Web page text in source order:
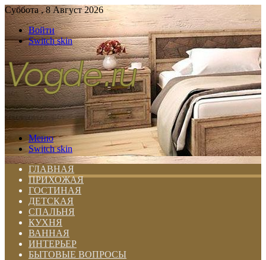
Суббота , 8 Август 2026
Войти
Switch skin
Меню
Switch skin
ГЛАВНАЯ
ПРИХОЖАЯ
ГОСТИНАЯ
ДЕТСКАЯ
СПАЛЬНЯ
КУХНЯ
ВАННАЯ
ИНТЕРЬЕР
БЫТОВЫЕ ВОПРОСЫ